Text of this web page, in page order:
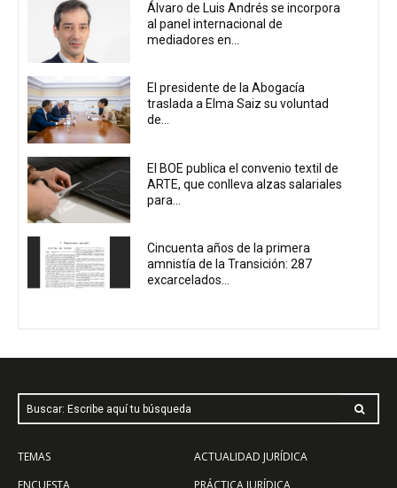
Álvaro de Luis Andrés se incorpora
al panel internacional de
mediadores en...
El presidente de la Abogacía
traslada a Elma Saiz su voluntad
de...
El BOE publica el convenio textil de
ARTE, que conlleva alzas salariales
para...
Cincuenta años de la primera
amnistía de la Transición: 287
excarcelados...
Buscar: Escribe aquí tu búsqueda
TEMAS
ACTUALIDAD JURÍDICA